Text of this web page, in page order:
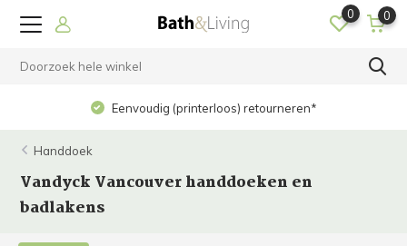
0 0
Eenvoudig (printerloos) retourneren*
Handdoek
Vandyck Vancouver handdoeken en
badlakens